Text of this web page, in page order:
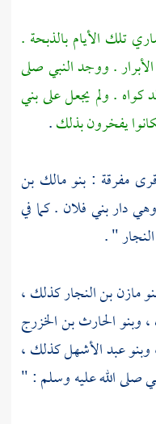
تلك الأيام بالذبحة .
. ووجد النبي صلى
كواه . ولم يجعل علىبني
يفخرون بذلك.
مفرقة : بنو مالك بن
دار بني فلان . كما في
" .
مازن بن النجاركذلك ،
وبنو الحارث بن الخزرج
وبنو عبد الأشهلكذلك ،
صلى الله عليه وسلم : "